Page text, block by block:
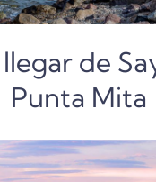
de
Punta Mita